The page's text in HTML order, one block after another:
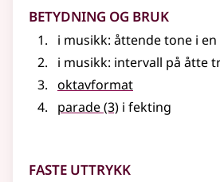
Betydning og bruk
i musikk: åttende tone i en
i musikk: intervall på åtte
oktavformat
parade(3) i fekting
Faste uttrykk